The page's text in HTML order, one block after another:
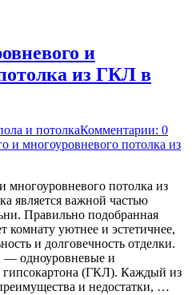
и
из ГКЛ в
и потолкаКомментарии: 0
многоуровневого потолка из
является важной частью
Правильно подобранная
комнату уютнее и эстетичнее,
и долговечность отделки.
— одноуровневые и
гипсокартона (ГКЛ). Каждый из
и недостатки, …